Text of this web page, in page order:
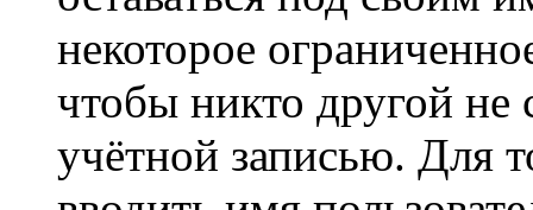
некоторое
чтобы никто другой не
учётной записью. Для